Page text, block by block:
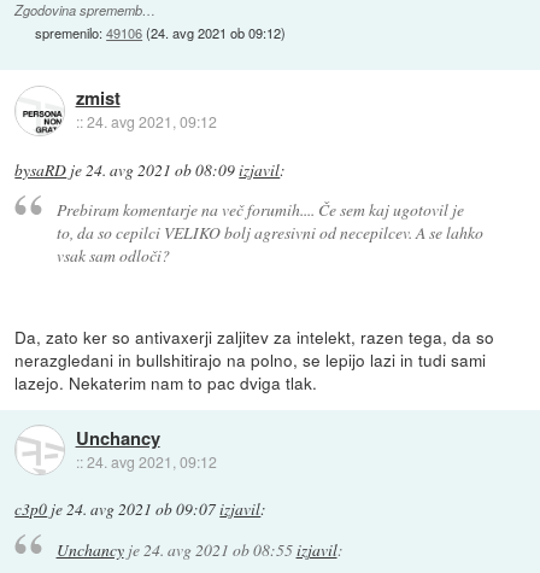
Zgodovina sprememb…
spremenilo:49106(24. avg 2021 ob 09:12)
zmist
::24. avg 2021, 09:12
bysaRD je24. avg 2021 ob 08:09izjavil:
Prebiram komentarje na več forumih.... Če sem kaj ugotovil je
to, da so cepilci VELIKO bolj agresivni od necepilcev. A se lahko
vsak sam odloči?
Da, zato ker so antivaxerji zaljitev za intelekt, razen tega, da so
nerazgledani in bullshitirajo na polno, se lepijo lazi in tudi sami
lazejo. Nekaterim nam to pac dviga tlak.
Unchancy
::24. avg 2021, 09:12
c3p0 je24. avg 2021 ob 09:07izjavil:
Unchancyje24. avg 2021 ob 08:55izjavil: